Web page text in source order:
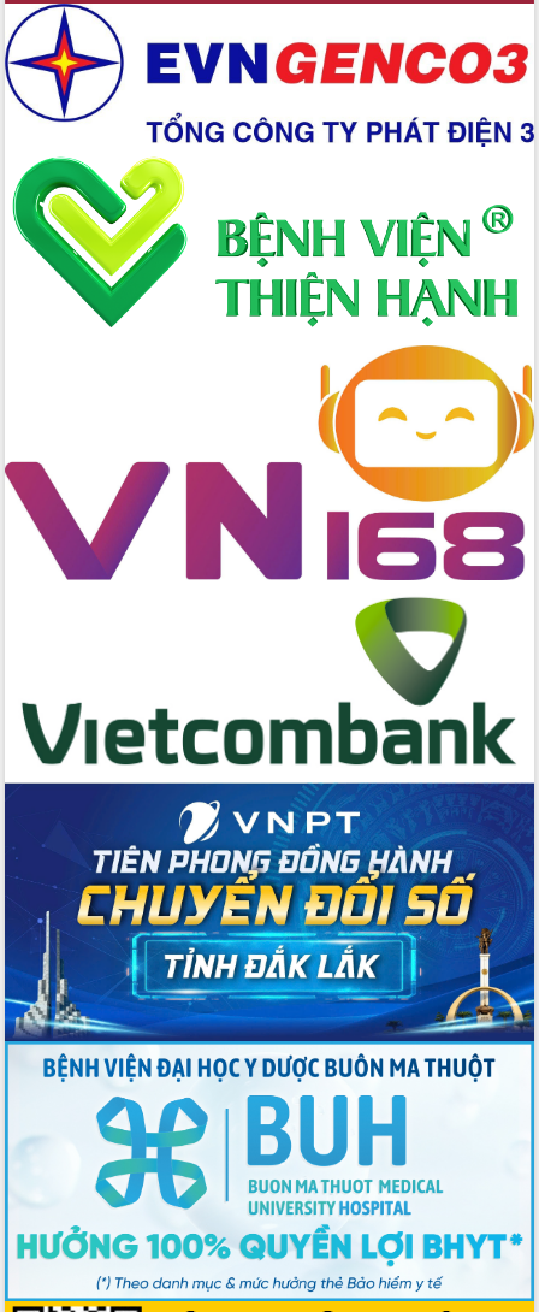
bền vững
Tập huấn nâng cao năng lực triển khai
chuyển đổi số cho cán bộ, công chức
cấp xã
Đắk Lắk phát động hưởng ứng Ngày
Quyền của người tiêu dùng Việt Nam
2026
Đẩy mạnh cải cách hành chính, quyết
tâm đạt được mục tiêu tăng trưởng
hai con số trong năm 2026
Tổ chức trang trọng Lễ hội Đền thờ
Lương Văn Chánh năm 2026
Phó Bí thư Tỉnh ủy Đắk Lắk Đỗ Hữu
Chuyển đổi số thư viện: Mở rộng
không gian tri thức trong thời đại số
Đánh giá, rút kinh nghiệm công tác tổ
chức diễn tập trước ngày bầu cử
Chương trình “Gặp gỡ hữu nghị –
Đắk Lắk sẵn sàng các điều kiện cho
Ngày hội bầu cử đại biểu Quốc hội
khóa XVI và HĐND các cấp nhiệm kỳ
2026-2031
Đảm bảo cuộc bầu cử đại biểu Quốc
hội và đại biểu HĐND các cấp diễn ra
an toàn, hiệu quả, đúng quy định
Thủ tướng Chính phủ Phạm Minh Chính
kiểm tra, chỉ đạo hoàn thành các dự
án cao tốc và thăm khu tái định cư tại
Đắk Lắk
Sôi nổi Hội đua ngựa truyền thống Gò
Thì Thùng mừng Xuân Bính Ngọ 2026
Lãnh đạo tỉnh dâng hương tưởng niệm
tại Đập Đồng Cam đầu Xuân Bính Ngọ
Ngành nông nghiệp phấn đấu tăng
trưởng đạt 5,86% trong năm 2026
UBND tỉnh Đắk Lắk triển khai công tác
quốc phòng, quân sự địa phương năm
2026
Đắk Lắk tập trung toàn lực khắc phục
tồn tại IUU, sẵn sàng làm việc với
Đoàn thanh tra EC
Chủ tịch UBND tỉnh Tạ Anh Tuấn thăm,